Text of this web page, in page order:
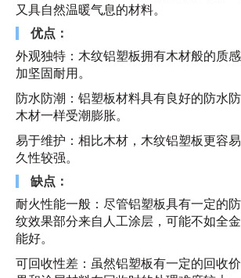
又具自然温暖气息的材料。
优点：
外观独特：木纹铝塑板拥有木材般的质
加坚固耐用。
防水防潮：铝塑板材料具有良好的防水
木材一样受潮膨胀。
易于维护：相比木材，木纹铝塑板更容
久性较强。
缺点：
耐火性能一般：尽管铝塑板具有一定的
纹效果部分来自人工涂层，可能不如全
能好。
可回收性差：虽然铝塑板有一定的回收